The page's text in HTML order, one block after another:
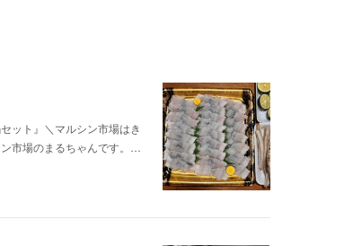
ット』＼マルシン市場はき
市場のまるちゃんです。…